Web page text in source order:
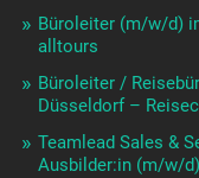
Büroleiter (m/w/d)
alltours
Büroleiter /
Düsseldorf –
Teamlead Sales &
Ausbilder:in (m/w/